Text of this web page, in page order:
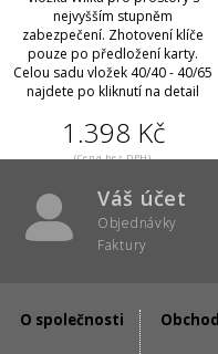
nejvyšším stupněm
zabezpečení. Zhotovení klíče
pouze po předložení karty.
Celou sadu vložek 40/40 - 40/65
najdete po kliknutí na detail
1.398 Kč
(Cena bez DPH)
Váš účet
Objednávky
Faktury
O společnosti